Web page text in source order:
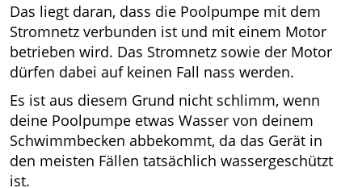
Das liegt daran, dass die Poolpumpe mit dem
Stromnetz verbunden ist und mit einem Motor
betrieben wird. Das Stromnetz sowie der Motor
dürfen dabei auf keinen Fall nass werden.
Es ist aus diesem Grund nicht schlimm, wenn
deine Poolpumpe etwas Wasser von deinem
Schwimmbecken abbekommt, da das Gerät in
den meisten Fällen tatsächlich wassergeschützt
ist.